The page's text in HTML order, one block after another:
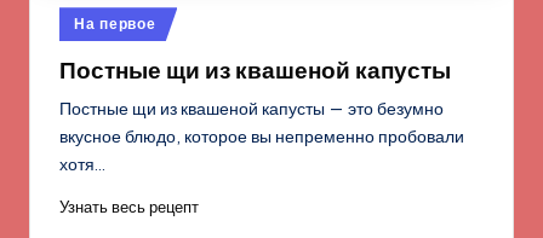
Опубликовано
в
На первое
Постные щи из квашеной капусты
Постные щи из квашеной капусты — это безумно
вкусное блюдо, которое вы непременно пробовали
хотя…
Узнать весь рецепт